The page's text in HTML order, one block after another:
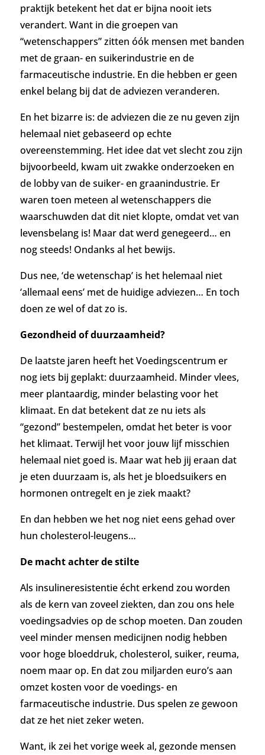
praktijk betekent het dat er bijna nooit iets
verandert. Want in die groepen van
“wetenschappers” zitten óók mensen met banden
met de graan- en suikerindustrie en de
farmaceutische industrie. En die hebben er geen
enkel belang bij dat de adviezen veranderen.
En het bizarre is: de adviezen die ze nu geven zijn
helemaal niet gebaseerd op echte
overeenstemming. Het idee dat vet slecht zou zijn
bijvoorbeeld, kwam uit zwakke onderzoeken en
de lobby van de suiker- en graanindustrie. Er
waren toen meteen al wetenschappers die
waarschuwden dat dit niet klopte, omdat vet van
levensbelang is! Maar dat werd genegeerd… en
nog steeds! Ondanks al het bewijs.
Dus nee, ‘de wetenschap’ is het helemaal niet
‘allemaal eens’ met de huidige adviezen… En toch
doen ze wel of dat zo is.
Gezondheid of duurzaamheid?
De laatste jaren heeft het Voedingscentrum er
nog iets bij geplakt: duurzaamheid. Minder vlees,
meer plantaardig, minder belasting voor het
klimaat. En dat betekent dat ze nu iets als
“gezond” bestempelen, omdat het beter is voor
het klimaat. Terwijl het voor jouw lijf misschien
helemaal niet goed is. Maar wat heb jij eraan dat
je eten duurzaam is, als het je bloedsuikers en
hormonen ontregelt en je ziek maakt?
En dan hebben we het nog niet eens gehad over
hun cholesterol-leugens…
De macht achter de stilte
Als insulineresistentie écht erkend zou worden
als de kern van zoveel ziekten, dan zou ons hele
voedingsadvies op de schop moeten. Dan zouden
veel minder mensen medicijnen nodig hebben
voor hoge bloeddruk, cholesterol, suiker, reuma,
noem maar op. En dat zou miljarden euro’s aan
omzet kosten voor de voedings- en
farmaceutische industrie. Dus spelen ze gewoon
dat ze het niet zeker weten.
Want, ik zei het vorige week al, gezonde mensen